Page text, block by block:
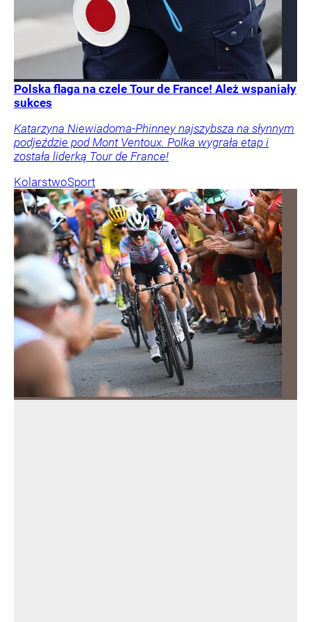
Polska flaga na czele Tour de France! Ależ wspaniały
sukces
Katarzyna Niewiadoma-Phinney najszybsza na słynnym
podjeździe pod Mont Ventoux. Polka wygrała etap i
została liderką Tour de France!
KolarstwoSport